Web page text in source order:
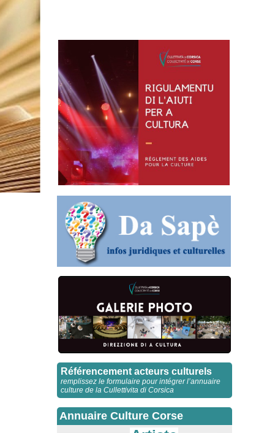
Référencement acteurs culturels
remplissez le formulaire pour intégrer l’annuaire
culture de la Cullettivita di Corsica
Annuaire Culture Corse